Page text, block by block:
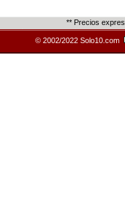
** Precios
© 2002/2022 Solo10.com